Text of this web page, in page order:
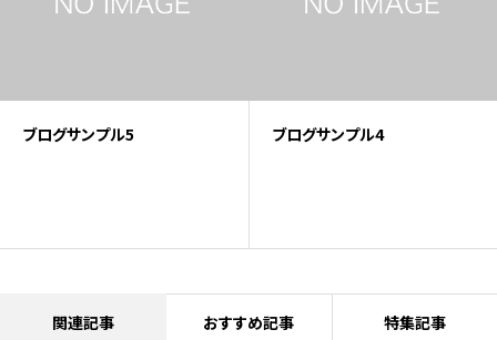
関連記事 おすすめ記事 特集記事